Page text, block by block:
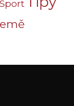
Sport